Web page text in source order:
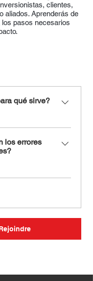
clientes,
aliados. Aprenderás de
pasos necesarios
qué sirve?
los errores